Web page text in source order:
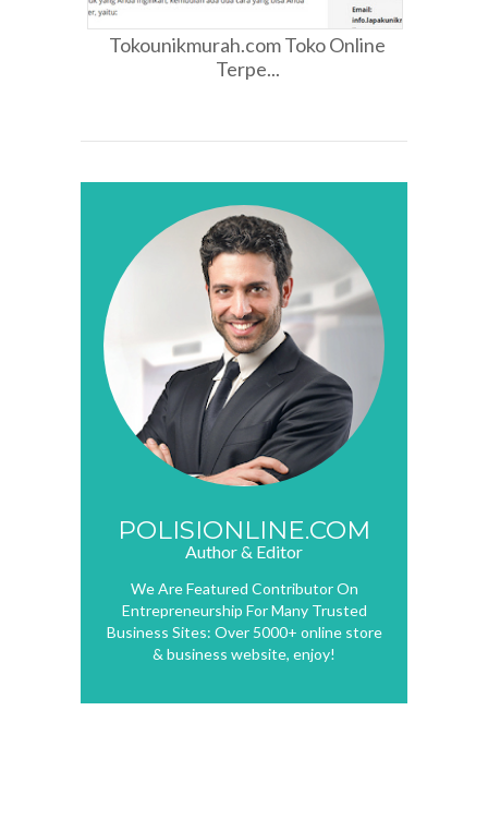
Tokounikmurah.com Toko Online
Terpe...
POLISIONLINE.COM
Author & Editor
We Are Featured Contributor On
Entrepreneurship For Many Trusted
Business Sites: Over 5000+ online store
& business website, enjoy!